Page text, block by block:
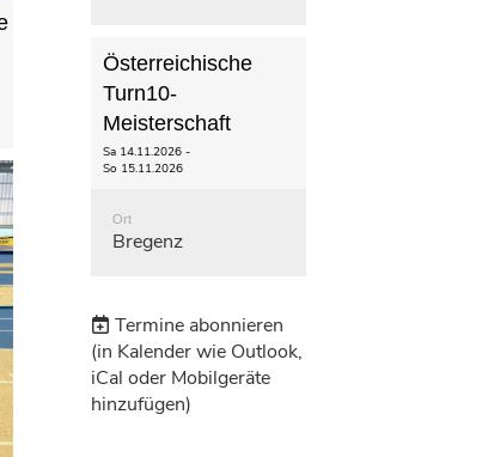
Österreichische
Turn10-
Meisterschaft
Sa 14.11.2026 -
So 15.11.2026
Ort
Bregenz
Termine abonnieren
(in Kalender wie Outlook,
iCal oder Mobilgeräte
hinzufügen)